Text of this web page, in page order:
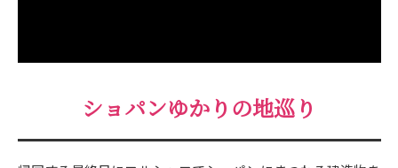
ショパンゆかりの地巡り